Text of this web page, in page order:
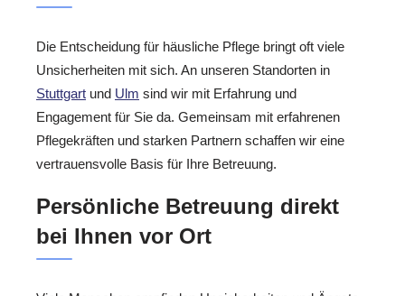
Die Entscheidung für häusliche Pflege bringt oft viele
Unsicherheiten mit sich. An unseren Standorten in
Stuttgart und Ulm sind wir mit Erfahrung und
Engagement für Sie da. Gemeinsam mit erfahrenen
Pflegekräften und starken Partnern schaffen wir eine
vertrauensvolle Basis für Ihre Betreuung.
Persönliche Betreuung direkt
bei Ihnen vor Ort